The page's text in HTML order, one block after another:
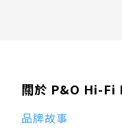
關於 P&O Hi-Fi
品牌故事